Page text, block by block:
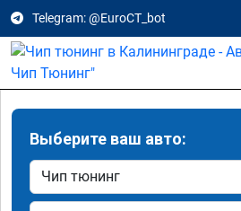
Telegram: @EuroCT_bot
Выберите ваш авто: